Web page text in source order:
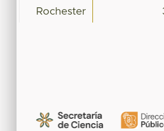
Rochester